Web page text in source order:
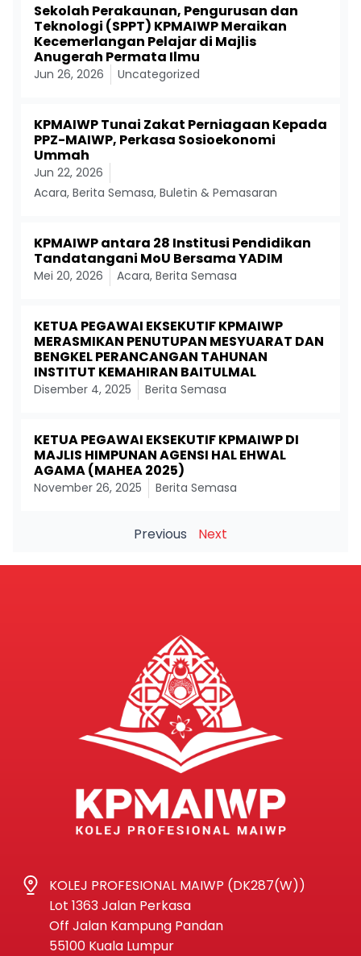
Sekolah Perakaunan, Pengurusan dan
Teknologi (SPPT) KPMAIWP Meraikan
Kecemerlangan Pelajar di Majlis
Anugerah Permata Ilmu
Jun 26, 2026 Uncategorized
KPMAIWP Tunai Zakat Perniagaan Kepada
PPZ-MAIWP, Perkasa Sosioekonomi
Ummah
Jun 22, 2026
Acara, Berita Semasa, Buletin & Pemasaran
KPMAIWP antara 28 Institusi Pendidikan
Tandatangani MoU Bersama YADIM
Mei 20, 2026 Acara, Berita Semasa
KETUA PEGAWAI EKSEKUTIF KPMAIWP
MERASMIKAN PENUTUPAN MESYUARAT DAN
BENGKEL PERANCANGAN TAHUNAN
INSTITUT KEMAHIRAN BAITULMAL
Disember 4, 2025 Berita Semasa
KETUA PEGAWAI EKSEKUTIF KPMAIWP DI
MAJLIS HIMPUNAN AGENSI HAL EHWAL
AGAMA (MAHEA 2025)
November 26, 2025 Berita Semasa
Previous Next
KOLEJ PROFESIONAL MAIWP (DK287(W))
Lot 1363 Jalan Perkasa
Off Jalan Kampung Pandan
55100 Kuala Lumpur